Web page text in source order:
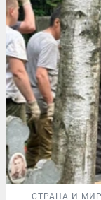
СТРАНА И МИР